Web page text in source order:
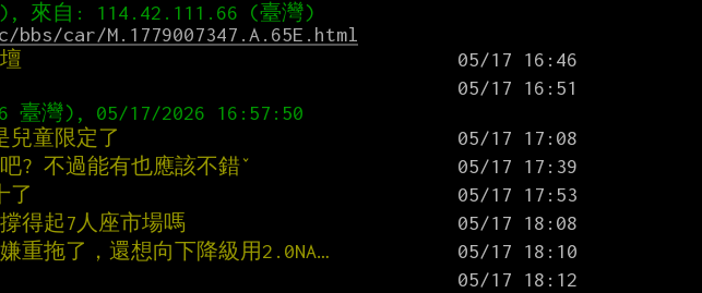
car/M.1779007347.A.65E.html
童限定了
? 不過能有也應該不錯ˇ
了
得起7人座市場嗎
重拖了，還想向下降級用2.0NA…